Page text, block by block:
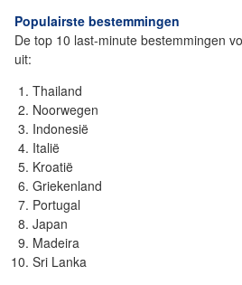
Populairste bestemmingen
De top 10 last-minute bestemmingen
uit:
Thailand
Noorwegen
Indonesië
Italië
Kroatië
Griekenland
Portugal
Japan
Madeira
Sri Lanka